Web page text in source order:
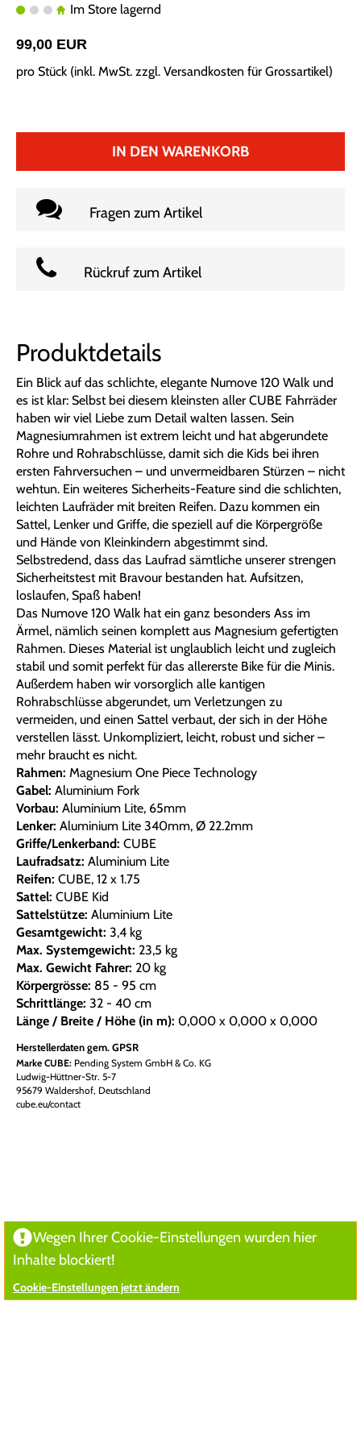
Im Store lagernd
99,00 EUR
pro Stück (inkl. MwSt. zzgl. Versandkosten für Grossartikel)
IN DEN WARENKORB
Fragen zum Artikel
Rückruf zum Artikel
Produktdetails
Ein Blick auf das schlichte, elegante Numove 120 Walk und
es ist klar: Selbst bei diesem kleinsten aller CUBE Fahrräder
haben wir viel Liebe zum Detail walten lassen. Sein
Magnesiumrahmen ist extrem leicht und hat abgerundete
Rohre und Rohrabschlüsse, damit sich die Kids bei ihren
ersten Fahrversuchen – und unvermeidbaren Stürzen – nicht
wehtun. Ein weiteres Sicherheits-Feature sind die schlichten,
leichten Laufräder mit breiten Reifen. Dazu kommen ein
Sattel, Lenker und Griffe, die speziell auf die Körpergröße
und Hände von Kleinkindern abgestimmt sind.
Selbstredend, dass das Laufrad sämtliche unserer strengen
Sicherheitstest mit Bravour bestanden hat. Aufsitzen,
loslaufen, Spaß haben!
Das Numove 120 Walk hat ein ganz besonders Ass im
Ärmel, nämlich seinen komplett aus Magnesium gefertigten
Rahmen. Dieses Material ist unglaublich leicht und zugleich
stabil und somit perfekt für das allererste Bike für die Minis.
Außerdem haben wir vorsorglich alle kantigen
Rohrabschlüsse abgerundet, um Verletzungen zu
vermeiden, und einen Sattel verbaut, der sich in der Höhe
verstellen lässt. Unkompliziert, leicht, robust und sicher –
mehr braucht es nicht.
Rahmen: Magnesium One Piece Technology
Gabel: Aluminium Fork
Vorbau: Aluminium Lite, 65mm
Lenker: Aluminium Lite 340mm, Ø 22.2mm
Griffe/Lenkerband: CUBE
Laufradsatz: Aluminium Lite
Reifen: CUBE, 12 x 1.75
Sattel: CUBE Kid
Sattelstütze: Aluminium Lite
Gesamtgewicht: 3,4 kg
Max. Systemgewicht: 23,5 kg
Max. Gewicht Fahrer: 20 kg
Körpergrösse: 85 - 95 cm
Schrittlänge: 32 - 40 cm
Länge / Breite / Höhe (in m): 0,000 x 0,000 x 0,000
Herstellerdaten gem. GPSR
Marke CUBE: Pending System GmbH & Co. KG
Ludwig-Hüttner-Str. 5-7
95679 Waldershof, Deutschland
cube.eu/contact
Wegen Ihrer Cookie-Einstellungen wurden hier
Inhalte blockiert!
Cookie-Einstellungen jetzt ändern